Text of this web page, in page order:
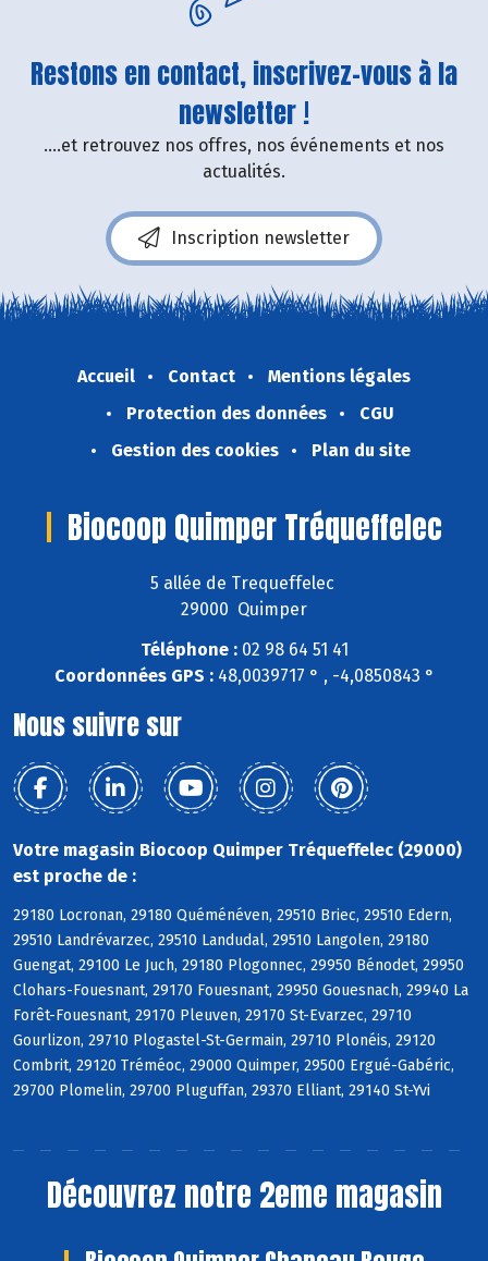
Restons en contact, inscrivez-vous à la
newsletter !
....et retrouvez nos offres, nos événements et nos
actualités.
Inscription newsletter
Accueil Contact
Mentions légales
Protection des données
CGU
Gestion des cookies
Plan du site
Biocoop Quimper Tréqueffelec
5 allée de Trequeffelec
29000 Quimper
Téléphone :02 98 64 51 41
Coordonnées GPS :48,0039717 ° , -4,0850843 °
Nous suivre sur
Votre magasin Biocoop Quimper Tréqueffelec (29000)
est proche de :
29180 Locronan, 29180 Quéménéven, 29510 Briec, 29510 Edern,
29510 Landrévarzec, 29510 Landudal, 29510 Langolen, 29180
Guengat, 29100 Le Juch, 29180 Plogonnec, 29950 Bénodet, 29950
Clohars-Fouesnant, 29170 Fouesnant, 29950 Gouesnach, 29940 La
Forêt-Fouesnant, 29170 Pleuven, 29170 St-Evarzec, 29710
Gourlizon, 29710 Plogastel-St-Germain, 29710 Plonéis, 29120
Combrit, 29120 Tréméoc, 29000 Quimper, 29500 Ergué-Gabéric,
29700 Plomelin, 29700 Pluguffan, 29370 Elliant, 29140 St-Yvi
Découvrez notre 2eme magasin